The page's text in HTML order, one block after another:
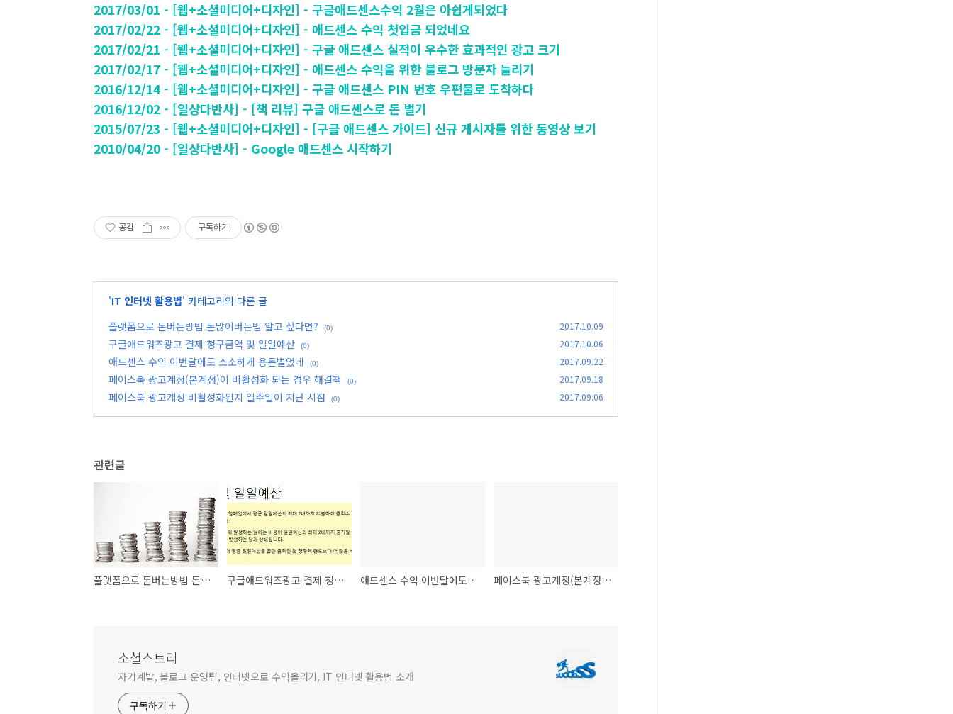
2017/03/01 - [웹+소셜미디어+디자인] - 구글애드센스수익 2월은 아쉽게되었다
2017/02/22 - [웹+소셜미디어+디자인] - 애드센스 수익 첫입금 되었네요
2017/02/21 - [웹+소셜미디어+디자인] - 구글 애드센스 실적이 우수한 효과적인 광고 크기
2017/02/17 - [웹+소셜미디어+디자인] - 애드센스 수익을 위한 블로그 방문자 늘리기
2016/12/14 - [웹+소셜미디어+디자인] - 구글 애드센스 PIN 번호 우편물로 도착하다
2016/12/02 - [일상다반사] - [책 리뷰] 구글 애드센스로 돈 벌기
2015/07/23 - [웹+소셜미디어+디자인] - [구글 애드센스 가이드] 신규 게시자를 위한 동영상 보기
2010/04/20 - [일상다반사] - Google 애드센스 시작하기
공감 구독하기
'IT 인터넷 활용법' 카테고리의 다른 글
플랫폼으로 돈버는방법 돈많이버는법 알고 싶다면?
(0) 2017.10.09
구글애드워즈광고 결제 청구금액 및 일일예산 (0) 2017.10.06
애드센스 수익 이번달에도 소소하게 용돈벌었네 (0) 2017.09.22
페이스북 광고계정(본계정)이 비활성화 되는 경우 해결책 (0) 2017.09.18
페이스북 광고계정 비활성화된지 일주일이 지난 시점 (0) 2017.09.06
관련글
플랫폼으로 돈버는방법 돈많이버는법 알고 싶다면? 구글애드워즈광고 결제 청구금액 및 일일예산 애드센스 수익 이번달에도 소소하게 용돈벌었네 페이스북 광고계정(본계정)이 비활성화 되는 경우 해결책
소셜스토리
자기계발, 블로그 운영팁, 인터넷으로 수익올리기, IT 인터넷 활용법 소개
구독하기